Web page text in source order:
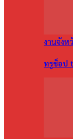
งานจัง
ทรูช็อป